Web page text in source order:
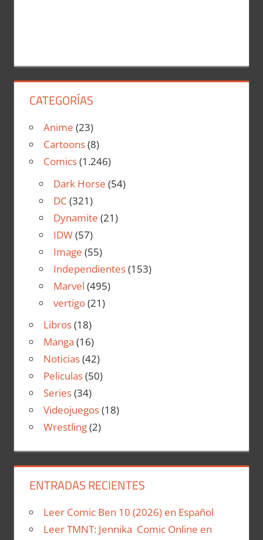
CATEGORÍAS
Anime (23)
Cartoons(8)
Comics(1.246)
Dark Horse (54)
DC (321)
Dynamite (21)
IDW(57)
Image (55)
Independientes(153)
Marvel (495)
vertigo(21)
Libros(18)
Manga (16)
Noticias(42)
Peliculas(50)
Series(34)
Videojuegos(18)
Wrestling(2)
ENTRADAS RECIENTES
Leer Comic Ben 10 (2026) en Español
Leer TMNT: Jennika Comic Online en